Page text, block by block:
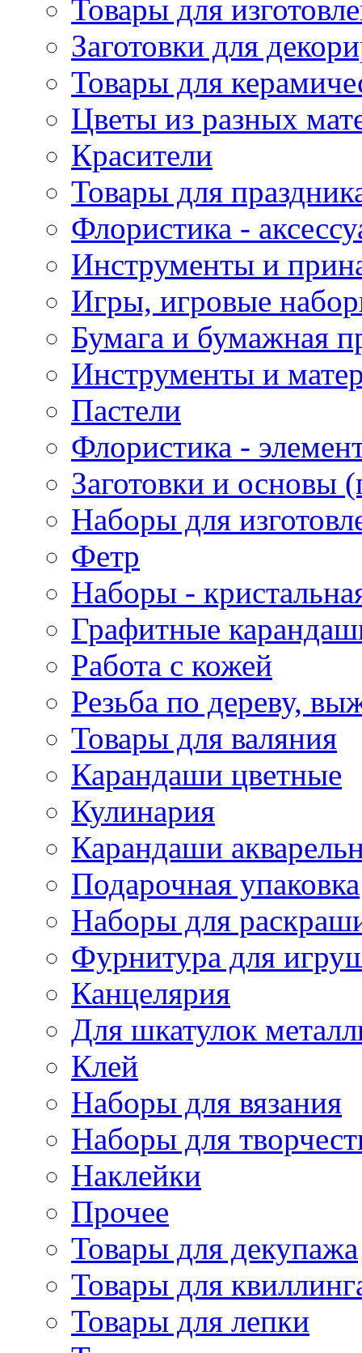
Товары для
Заготовки для
Товары для
Цветы из разных
Красители
Товары для
Флористика -
Инструменты и
Игры, игровые
Бумага и бумажная
Инструменты и
Пастели
Флористика -
Заготовки и основы
Наборы для
Фетр
Наборы -
Графитные
Работа с кожей
Резьба по дереву,
Товары для валяния
Карандаши цветные
Кулинария
Карандаши
Подарочная упаковка
Наборы для
Фурнитура для
Канцелярия
Для шкатулок
Клей
Наборы для вязания
Наборы для
Наклейки
Прочее
Товары для декупажа
Товары для
Товары для лепки